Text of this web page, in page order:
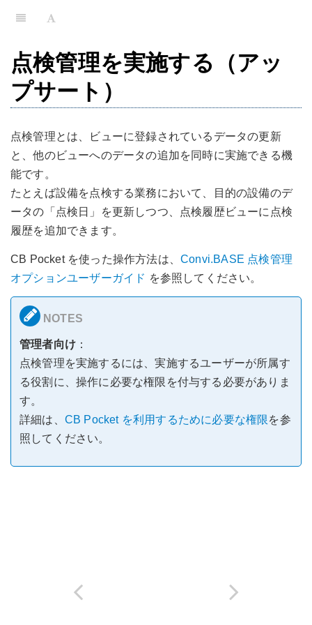
点検管理を実施する（アッ
プサート）
点検管理とは、ビューに登録されているデータの更新
と、他のビューへのデータの追加を同時に実施できる機
能です。
たとえば設備を点検する業務において、目的の設備のデ
ータの「点検日」を更新しつつ、点検履歴ビューに点検
履歴を追加できます。
CB Pocket を使った操作方法は、 Convi.BASE 点検管理
オプションユーザーガイド を参照してください。
管理者向け ：
点検管理を実施するには、実施するユーザーが所属す
る役割に、操作に必要な権限を付与する必要がありま
す。
詳細は、 CB Pocket を利用するために必要な権限を参
照してください。